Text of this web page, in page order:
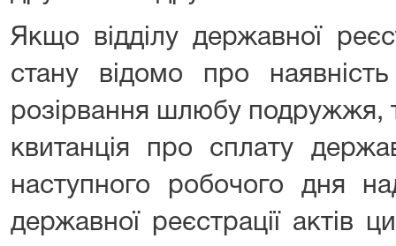
Якщо відділу державної
стану відомо про
розірвання шлюбу подружжя,
квитанція про сплату
наступного робочого дня
державної реєстрації актів